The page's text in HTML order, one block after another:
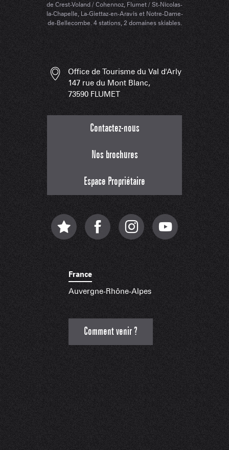
de Crest-Voland / Cohennoz, Flumet / St-Nicolas-
la-Chapelle, La-Giettaz-en-Aravis et Notre-Dame-
de-Bellecombe. 4 stations, 2 domaines skiables.
Office de Tourisme du Val d'Arly
147 rue du Mont Blanc,
73590 FLUMET
Contactez-nous
Nos brochures
Espace Propriétaire
France
Auvergne-Rhône-Alpes
Comment venir ?